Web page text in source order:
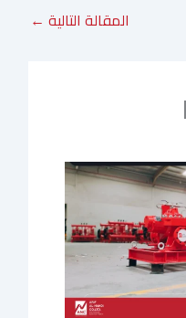
المقالة التالية ←